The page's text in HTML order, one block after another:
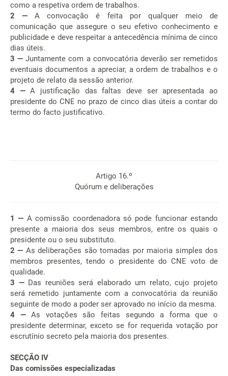
como a respetiva ordem de trabalhos.
2 — A convocação é feita por qualquer meio de
comunicação que assegure o seu efetivo conhecimento e
publicidade e deve respeitar a antecedência mínima de cinco
dias úteis.
3 — Juntamente com a convocatória deverão ser remetidos
eventuais documentos a apreciar, a ordem de trabalhos e o
projeto de relato da sessão anterior.
4 —A justificação das faltas deve ser apresentada ao
presidente do CNE no prazo de cinco dias úteis a contar do
termo do facto justificativo.
Artigo 16.º
Quórum e deliberações
1 — A comissão coordenadora só pode funcionar estando
presente a maioria dos seus membros, entre os quais o
presidente ou o seu substituto.
2 — As deliberações são tomadas por maioria simples dos
membros presentes, tendo o presidente do CNE voto de
qualidade.
3 —Das reuniões será elaborado um relato, cujo projeto
será remetido juntamente com a convocatória da reunião
seguinte de modo a poder ser aprovado no início da mesma.
4 —As votações são feitas segundo a forma que o
presidente determinar, exceto se for requerida votação por
escrutínio secreto pela maioria dos presentes.
SECÇÃO IV
Das comissões especializadas